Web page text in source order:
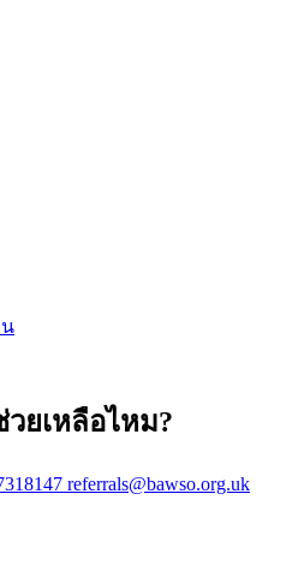
ยเหลือไหม?
referrals@bawso.org.uk